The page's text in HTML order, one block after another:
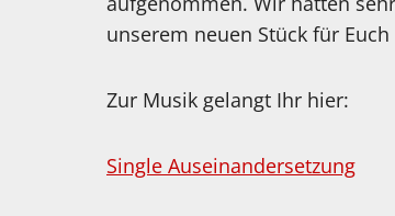
unserem neuen Stück für Euch
Zur Musik gelangt Ihr hier:
Single Auseinandersetzung